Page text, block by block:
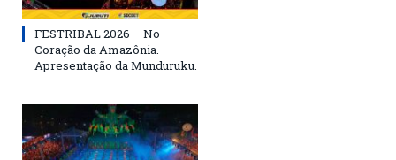
FESTRIBAL 2026 – No
Coração da Amazônia.
Apresentação da Munduruku.